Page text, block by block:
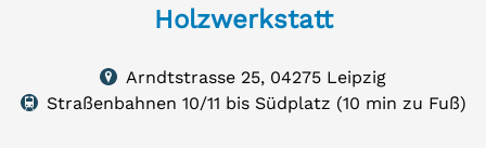
Holzwerkstatt
Arndtstrasse 25, 04275 Leipzig
Straßenbahnen 10/11 bis Südplatz (10 min zu Fuß)